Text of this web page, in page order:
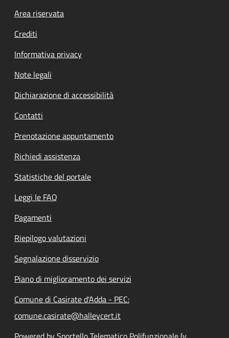
Footer menu
Area riservata
Crediti
Informativa privacy
Note legali
Dichiarazione di accessibilità
Contatti
Prenotazione appuntamento
Richiedi assistenza
Statistiche del portale
Leggi le FAQ
Pagamenti
Riepilogo valutazioni
Segnalazione disservizio
Piano di miglioramento dei servizi
Comune di Casirate d'Adda - PEC:
comune.casirate@halleycert.it